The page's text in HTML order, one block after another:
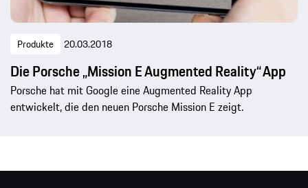
Produkte 20.03.2018
Die Porsche „Mission E Augmented Reality“ App
Porsche hat mit Google eine Augmented Reality App
entwickelt, die den neuen Porsche Mission E zeigt.